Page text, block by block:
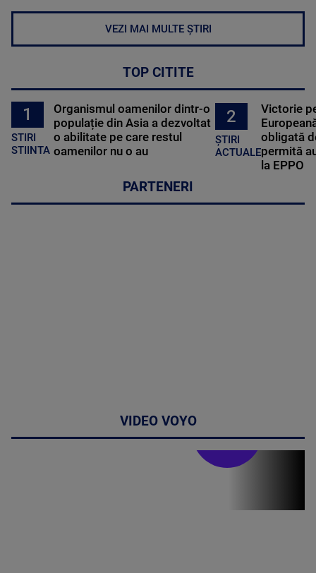
VEZI MAI MULTE ȘTIRI
TOP CITITE
1
STIRI
STIINTA
Organismul oamenilor dintr-o
populație din Asia a dezvoltat
o abilitate pe care restul
oamenilor nu o au
2
ȘTIRI
ACTUALE
Victorie
obligată
permită
la EPPO
PARTENERI
VIDEO VOYO
Stirile PRO TV